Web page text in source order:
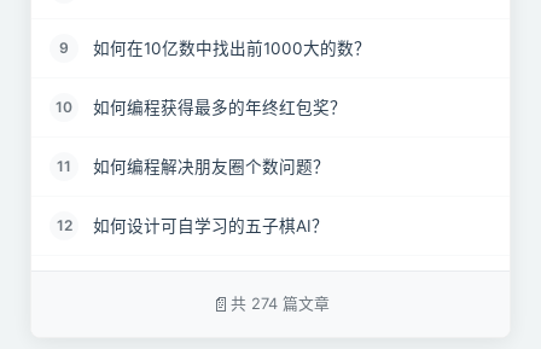
9 如何在10亿数中找出前1000大的数？
10 如何编程获得最多的年终红包奖？
11 如何编程解决朋友圈个数问题？
12 如何设计可自学习的五子棋AI？
共 274 篇文章